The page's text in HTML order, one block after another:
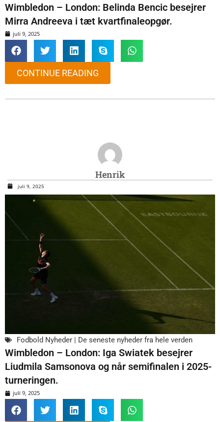
Wimbledon – London: Belinda Bencic besejrer
Mirra Andreeva i tæt kvartfinaleopgør.
juli 9, 2025
CONTINUE READING
Henrik
juli 9, 2025
Fodbold Nyheder | De seneste nyheder fra hele verden
Wimbledon – London: Iga Swiatek besejrer
Liudmila Samsonova og når semifinalen i 2025-
turneringen.
juli 9, 2025